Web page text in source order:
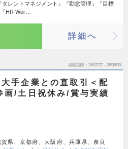
レントマネジメント』『勤怠管理』『目標
HR Wor…
詳細へ
掲載期間 26/07/27～26/08/09
手企業との直取引＜配
画/土日祝休み/賞与実績
賀県、京都府、大阪府、兵庫県、奈良